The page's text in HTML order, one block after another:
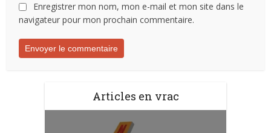
Enregistrer mon nom, mon e-mail et mon site dans le
navigateur pour mon prochain commentaire.
Articles en vrac